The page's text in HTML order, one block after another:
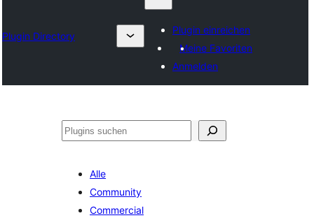
Plugin Directory
Plugin einreichen
Meine Favoriten
Anmelden
Suchen
Alle
Community
Commercial